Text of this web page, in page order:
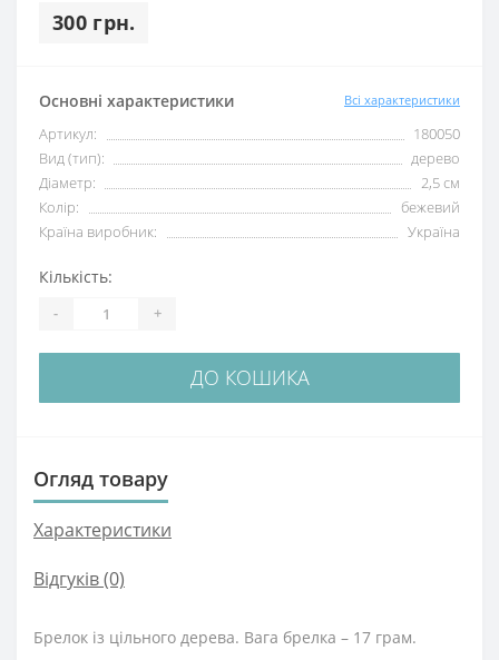
300 грн.
Основні характеристики Всі характеристики
Артикул:
180050
Вид (тип):
дерево
Діаметр:
2,5 см
Колір:
бежевий
Країна виробник:
Україна
Кількість:
- +
ДО КОШИКА
Огляд товару
Характеристики
Відгуків (0)
Брелок із цільного дерева. Вага брелка – 17 грам.